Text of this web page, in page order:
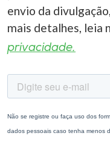
envio da
mais detalhes, leia
privacidade.